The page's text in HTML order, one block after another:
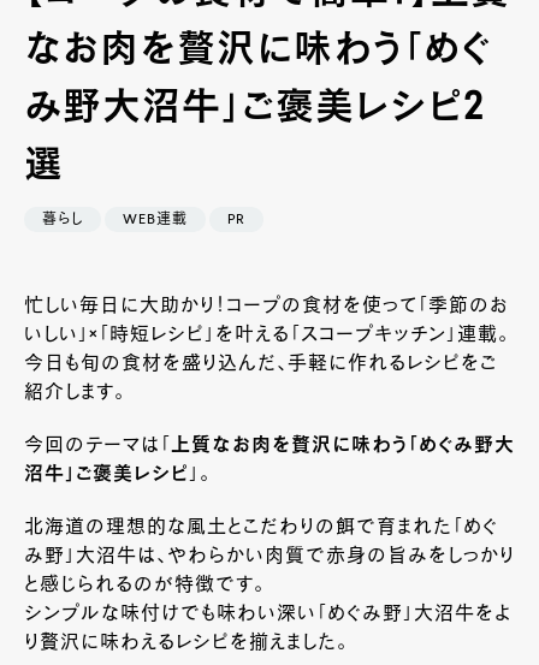
なお肉を贅沢に味わう「めぐ
み野大沼牛」ご褒美レシピ2
選
暮らし WEB連載 PR
忙しい毎日に大助かり！コープの食材を使って「季節のお
いしい」×「時短レシピ」を叶える「スコープキッチン」連載。
今日も旬の食材を盛り込んだ、手軽に作れるレシピをご
紹介します。
今回のテーマは「 上質なお肉を贅沢に味わう「めぐみ野大
沼牛」ご褒美レシピ
」。
北海道の理想的な風土とこだわりの餌で育まれた「めぐ
み野」大沼牛は、やわらかい肉質で赤身の旨みをしっかり
と感じられるのが特徴です。
シンプルな味付けでも味わい深い「めぐみ野」大沼牛をよ
り贅沢に味わえるレシピを揃えました。